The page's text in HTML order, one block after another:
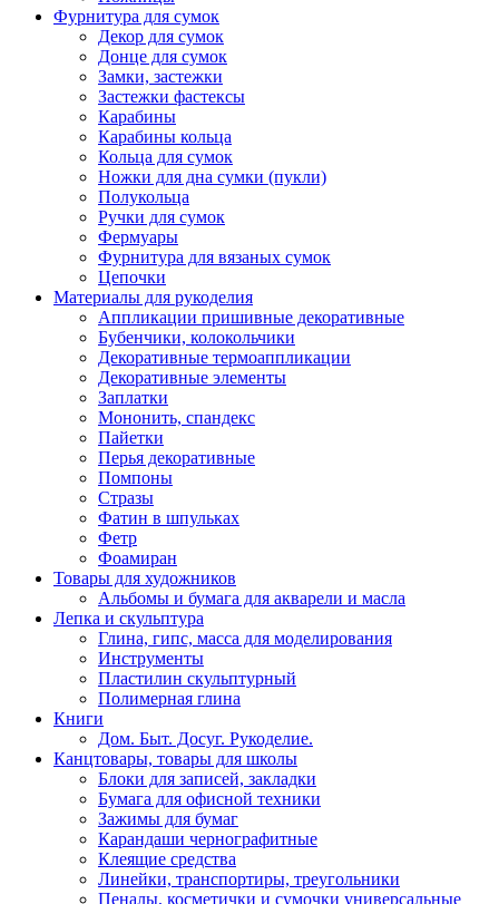
Фурнитура для сумок
Декор для сумок
Донце для сумок
Замки, застежки
Застежки фастексы
Карабины
Карабины кольца
Кольца для сумок
Ножки для дна сумки (пукли)
Полукольца
Ручки для сумок
Фермуары
Фурнитура для вязаных сумок
Цепочки
Материалы для рукоделия
Аппликации пришивные декоративные
Бубенчики, колокольчики
Декоративные термоаппликации
Декоративные элементы
Заплатки
Мононить, спандекс
Пайетки
Перья декоративные
Помпоны
Стразы
Фатин в шпульках
Фетр
Фоамиран
Товары для художников
Альбомы и бумага для акварели и масла
Лепка и скульптура
Глина, гипс, масса для моделирования
Инструменты
Пластилин скульптурный
Полимерная глина
Книги
Дом. Быт. Досуг. Рукоделие.
Канцтовары, товары для школы
Блоки для записей, закладки
Бумага для офисной техники
Зажимы для бумаг
Карандаши чернографитные
Клеящие средства
Линейки, транспортиры, треугольники
Пеналы, косметички и сумочки универсальные